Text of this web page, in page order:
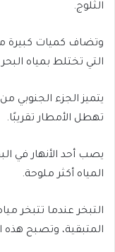
الثلوج.
وتضاف كميات كبيرة
التي تختلط بمياه
يتميز الجزء الجنوبي
تهطل الأمطار تقريبًا.
يصب أحد الأنهار في
المياه أكثر ملوحة.
التبخر عندما تتبخر
المتبقية، وتصبح هذه